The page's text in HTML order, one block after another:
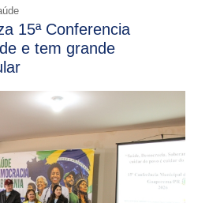
15ª Conferencia
e tem grande